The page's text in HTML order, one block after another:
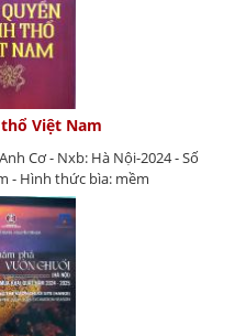
Việt Nam
Cơ - Nxb: Hà Nội-2024 - Số
- Hình thức bìa: mềm